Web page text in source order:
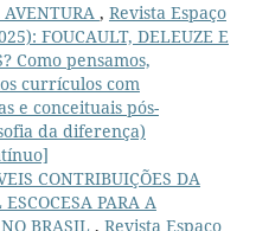
AVENTURA , Revista Espaço
FOUCAULT, DELEUZE E
Como pensamos,
currículos com
e conceituais pós-
da diferença)
CONTRIBUIÇÕES DA
PARA A
BRASIL , Revista Espaço